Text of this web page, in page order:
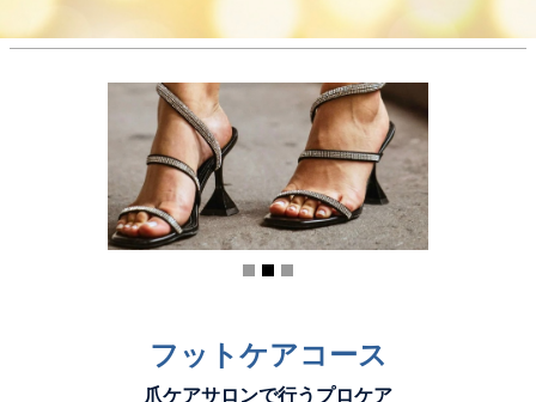
フットケアコース
爪ケアサロンで行うプロケア